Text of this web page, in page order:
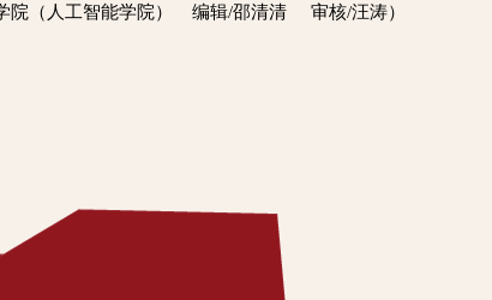
院（人工智能学院） 编辑/邵清清 审核/汪涛）